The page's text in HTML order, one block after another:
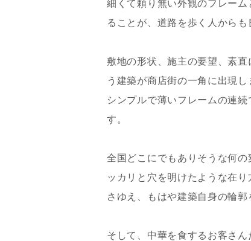
細くて頼り無い外観のフレー
ることが、道路を歩く人からも
敷地の形状、施主の要望、素
う建築が商店街の一角に出現
シンプルで薄いフレームの連
す。
全国どこにでもありそうな何
ッカリと穴を明けたような在
さゆえ、もはや建築自身の輪郭
そして、中華を食するお客さ